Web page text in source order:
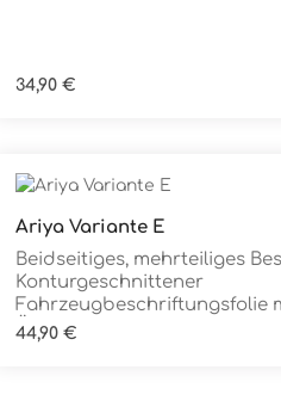
Regulärer Preis:
34,90 €
Details
Ariya Variante E
Beidseitiges, mehrteiliges
Konturgeschnittener
Fahrzeugbeschriftungsfolie
ÜbertragungstapeDie Folie
Regulärer Preis:
44,90 €